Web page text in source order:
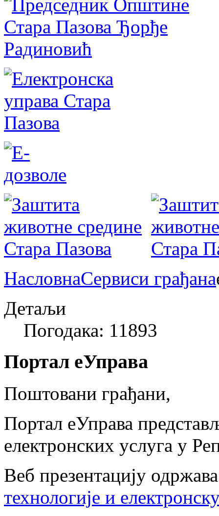
НасловнаСервиси грађана
Детаљи
Погодака: 11893
Портал еУправа
Поштовани грађани,
Портал еУправа
електронских услуга у
Веб презентацију
технологије и